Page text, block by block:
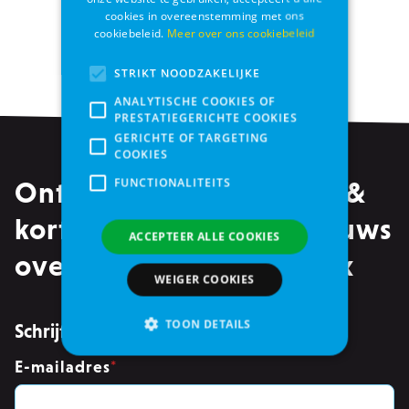
Pagina
Ontvang alle promoties &
kortingen, maar ook nieuws
over events in je mailbox
Schrijf je in voor de nieuwsbrief
E-mailadres*
cookies in overeenstemming met ons
cookiebeleid. Meer over ons cookiebeleid
STRIKT NOODZAKELIJKE
ANALYTISCHE COOKIES OF
PRESTATIEGERICHTE COOKIES
GERICHTE OF TARGETING
COOKIES
FUNCTIONALITEITS
ACCEPTEER ALLE COOKIES
WEIGER COOKIES
TOON DETAILS